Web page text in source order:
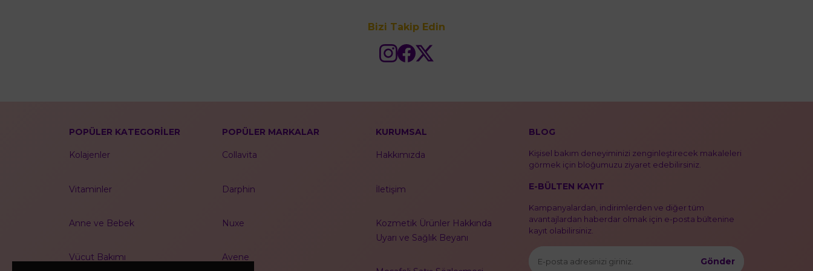
Bizi Takip Edin
POPÜLER KATEGORİLER
Kolajenler
Vitaminler
Anne ve Bebek
Vücut Bakımı
POPÜLER MARKALAR
Collavita
Darphin
Nuxe
Avene
KURUMSAL
Hakkımızda
İletişim
Kozmetik Ürünler Hakkında
Uyarı ve Sağlık Beyanı
BLOG
Kişisel bakım deneyiminizi zenginleştirecek makaleleri
görmek için bloğumuzu ziyaret edebilirsiniz.
E-BÜLTEN KAYIT
Kampanyalardan, indirimlerden ve diğer tüm
avantajlardan haberdar olmak için e-posta bültenine
kayıt olabilirsiniz.
Gönder